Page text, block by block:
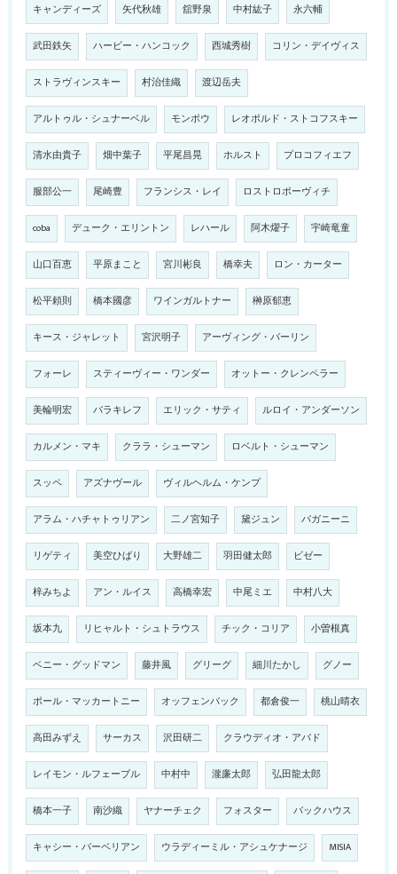
キャンディーズ 矢代秋雄 舘野泉 中村紘子 永六輔
武田鉄矢 ハービー・ハンコック 西城秀樹 コリン・デイヴィス
ストラヴィンスキー 村治佳織 渡辺岳夫
アルトゥル・シュナーベル モンポウ レオポルド・ストコフスキー
清水由貴子 畑中葉子 平尾昌晃 ホルスト プロコフィエフ
服部公一 尾崎豊 フランシス・レイ ロストロポーヴィチ
coba デューク・エリントン レハール 阿木燿子 宇崎竜童
山口百恵 平原まこと 宮川彬良 橋幸夫 ロン・カーター
松平頼則 橋本國彦 ワインガルトナー 榊原郁恵
キース・ジャレット 宮沢明子 アーヴィング・バーリン
フォーレ スティーヴィー・ワンダー オットー・クレンペラー
美輪明宏 バラキレフ エリック・サティ ルロイ・アンダーソン
カルメン・マキ クララ・シューマン ロベルト・シューマン
スッペ アズナヴール ヴィルヘルム・ケンプ
アラム・ハチャトゥリアン 二ノ宮知子 黛ジュン パガニーニ
リゲティ 美空ひばり 大野雄二 羽田健太郎 ビゼー
梓みちよ アン・ルイス 高橋幸宏 中尾ミエ 中村八大
坂本九 リヒャルト・シュトラウス チック・コリア 小曽根真
ベニー・グッドマン 藤井風 グリーグ 細川たかし グノー
ポール・マッカートニー オッフェンバック 都倉俊一 桃山晴衣
高田みずえ サーカス 沢田研二 クラウディオ・アバド
レイモン・ルフェーブル 中村中 瀧廉太郎 弘田龍太郎
橋本一子 南沙織 ヤナーチェク フォスター バックハウス
キャシー・バーベリアン ウラディーミル・アシュケナージ MISIA